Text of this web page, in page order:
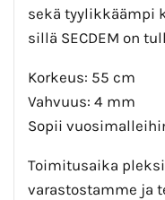
sekä tyylikkäämpi
sillä SECDEM on
Korkeus: 55 cm
Vahvuus: 4 mm
Sopii
Toimitusaika
varastostamme ja